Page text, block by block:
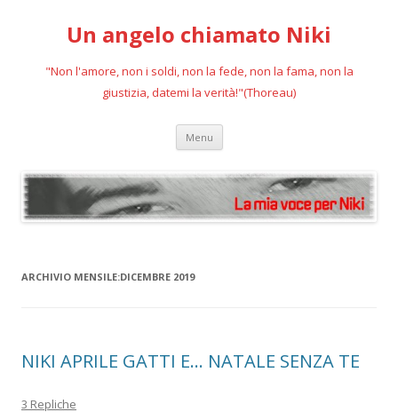
Un angelo chiamato Niki
"Non l'amore, non i soldi, non la fede, non la fama, non la
giustizia, datemi la verità!"(Thoreau)
Menu Vai
contenuto
ARCHIVIO MENSILE:DICEMBRE 2019
NIKI APRILE GATTI E… NATALE SENZA TE
3 Repliche